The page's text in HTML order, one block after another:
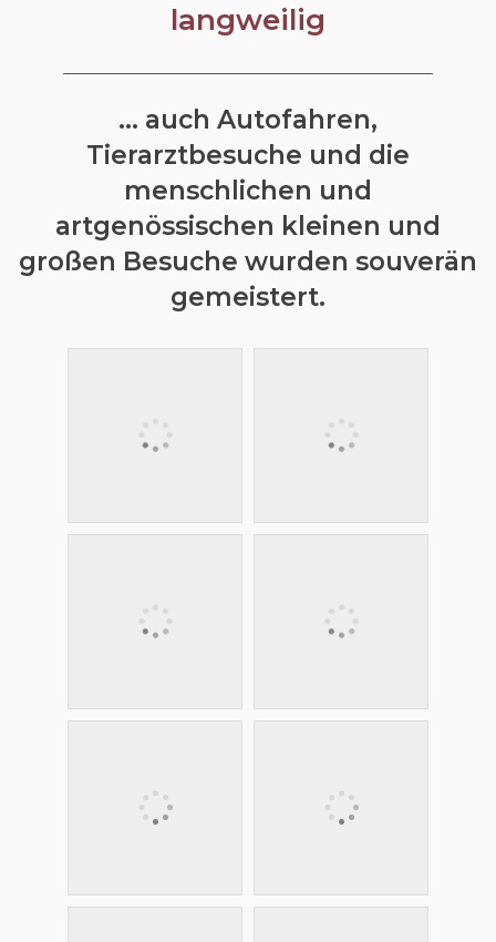
langweilig
... auch Autofahren,
Tierarztbesuche und die
menschlichen und
artgenössischen kleinen und
großen Besuche wurden souverän
gemeistert.